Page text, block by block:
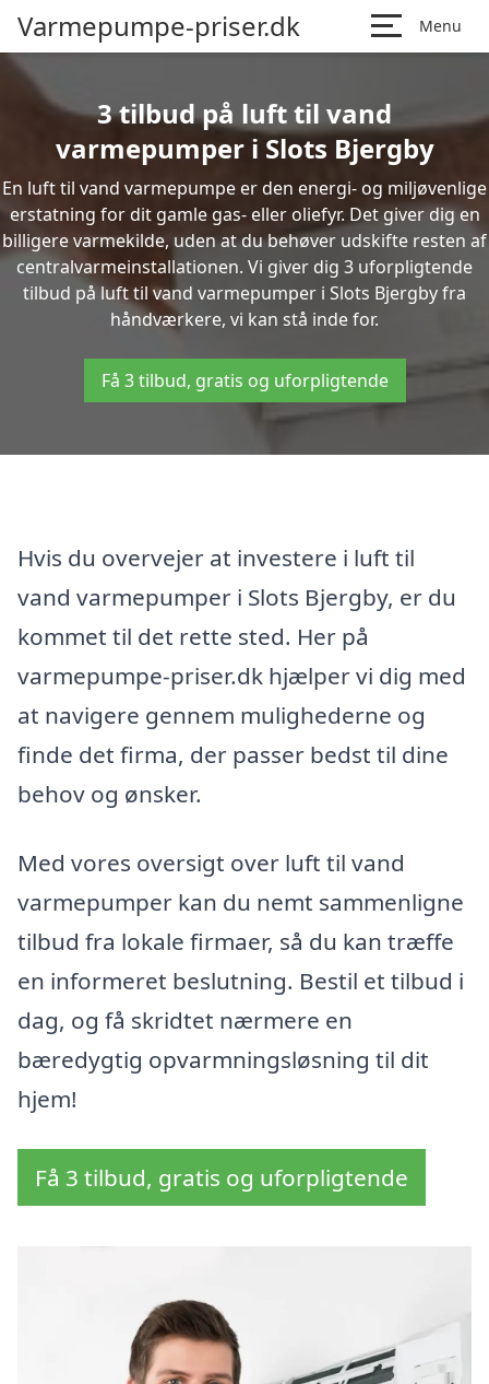
Varmepumpe-priser.dk Menu
3 tilbud på luft til vand
varmepumper i Slots Bjergby
En luft til vand varmepumpe er den energi- og miljøvenlige
erstatning for dit gamle gas- eller oliefyr. Det giver dig en
billigere varmekilde, uden at du behøver udskifte resten af
centralvarmeinstallationen. Vi giver dig 3 uforpligtende
tilbud på luft til vand varmepumper i Slots Bjergby fra
håndværkere, vi kan stå inde for.
Få 3 tilbud, gratis og uforpligtende
Hvis du overvejer at investere i luft til
vand varmepumper i Slots Bjergby, er du
kommet til det rette sted. Her på
varmepumpe-priser.dk hjælper vi dig med
at navigere gennem mulighederne og
finde det firma, der passer bedst til dine
behov og ønsker.
Med vores oversigt over luft til vand
varmepumper kan du nemt sammenligne
tilbud fra lokale firmaer, så du kan træffe
en informeret beslutning. Bestil et tilbud i
dag, og få skridtet nærmere en
bæredygtig opvarmningsløsning til dit
hjem!
Få 3 tilbud, gratis og uforpligtende